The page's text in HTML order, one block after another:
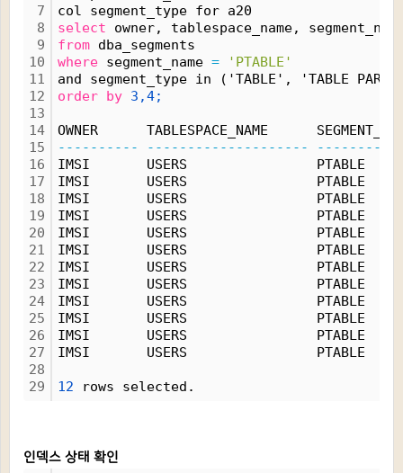
7
8
9
10
11
12
13
14
15
16
17
18
19
20
21
22
23
24
25
26
27
28
29
col segment_type for a20
select owner, tablespace_name,
from dba_segments
where segment_name =
'PTABLE'
and segment_type in ('TABLE', 'TABLE
order by 3,4;
OWNER      TABLESPACE_NAME
----------
--------------------
IMSI       USERS
IMSI       USERS
IMSI       USERS
IMSI       USERS
IMSI       USERS
IMSI       USERS
IMSI       USERS
IMSI       USERS
IMSI       USERS
IMSI       USERS
IMSI       USERS
IMSI       USERS
12 rows selected.
인덱스 상태 확인